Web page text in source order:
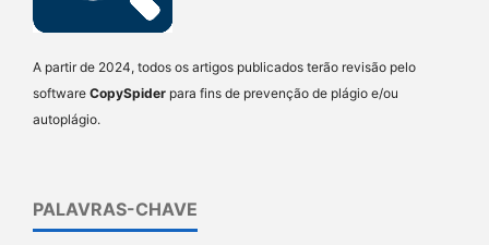
A partir de 2024, todos os artigos publicados terão revisão pelo
software CopySpider para fins de prevenção de plágio e/ou
autoplágio.
PALAVRAS-CHAVE